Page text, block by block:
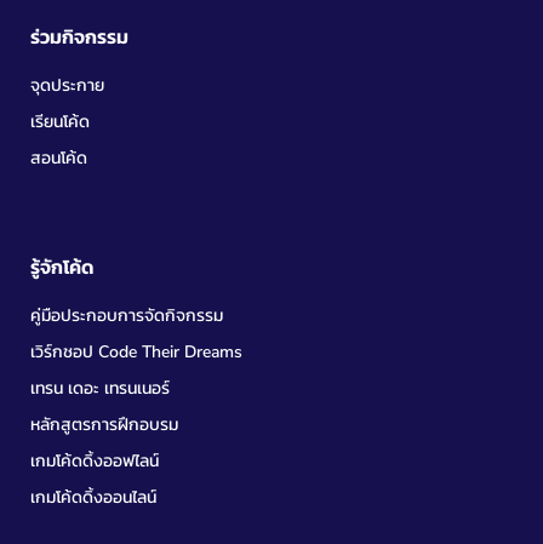
ร่วมกิจกรรม
จุดประกาย
เรียนโค้ด
สอนโค้ด
รู้จักโค้ด
คู่มือประกอบการจัดกิจกรรม
เวิร์กชอป Code Their Dreams
เทรน เดอะ เทรนเนอร์
หลักสูตรการฝึกอบรม
เกมโค้ดดิ้งออฟไลน์
เกมโค้ดดิ้งออนไลน์